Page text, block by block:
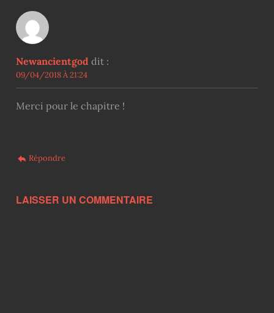
Newancientgod dit :
09/04/2018 À 21:24
Merci pour le chapitre !
Répondre
LAISSER UN COMMENTAIRE